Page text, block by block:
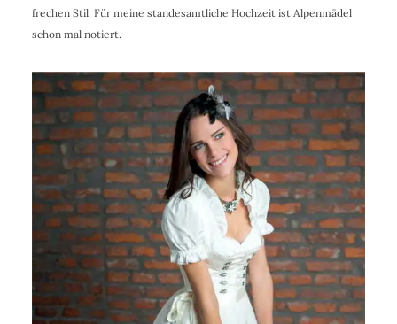
frechen Stil. Für meine standesamtliche Hochzeit ist Alpenmädel
schon mal notiert.